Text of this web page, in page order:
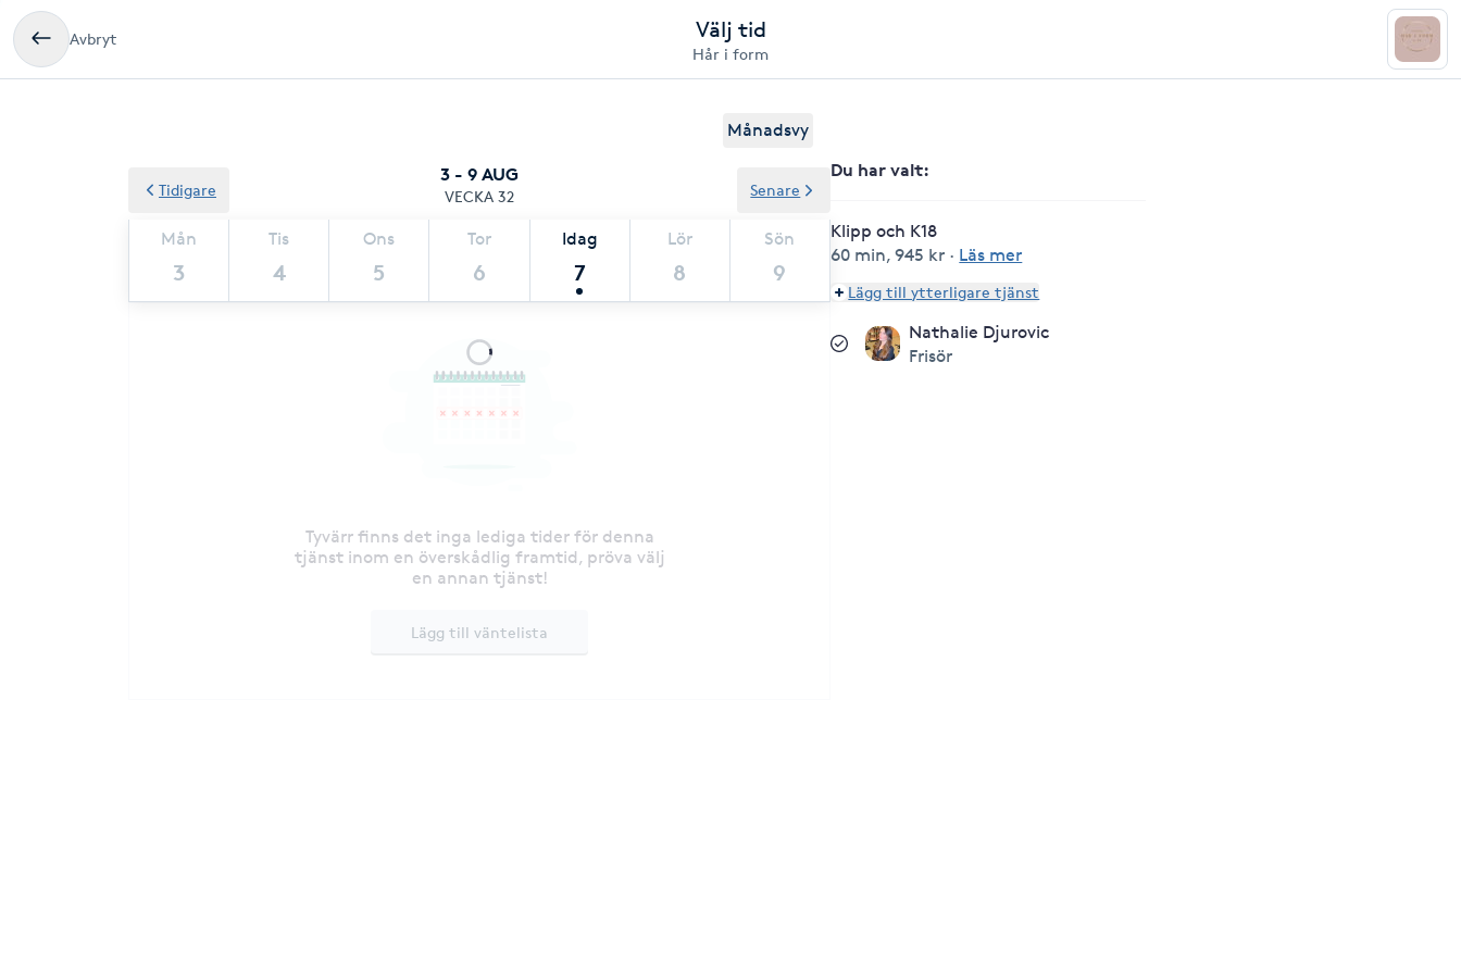
Avbryt Välj tid
Hår i form
Månadsvy
3 - 9 AUG
VECKA 32
Mån
3
Tis
4
Ons
5
Tor
6
Idag
7
Lör
8
Sön
9
Tidigare Senare
Tyvärr finns det inga lediga tider för denna
tjänst inom en överskådlig framtid, pröva välj
en annan tjänst!
Lägg till väntelista
Du har valt:
Klipp och K18
60 min,945 kr · Läs mer
Lägg till ytterligare tjänst
Nathalie Djurovic
Frisör